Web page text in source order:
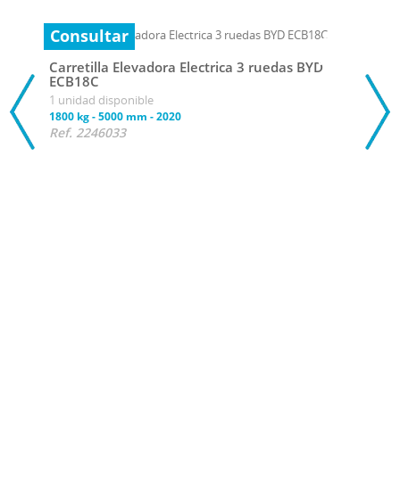
Consultar
Carretilla Elevadora Electrica 3 ruedas BYD
ECB18C
1 unidad disponible
1800 kg-5000 mm -2020
Ref. 2246033